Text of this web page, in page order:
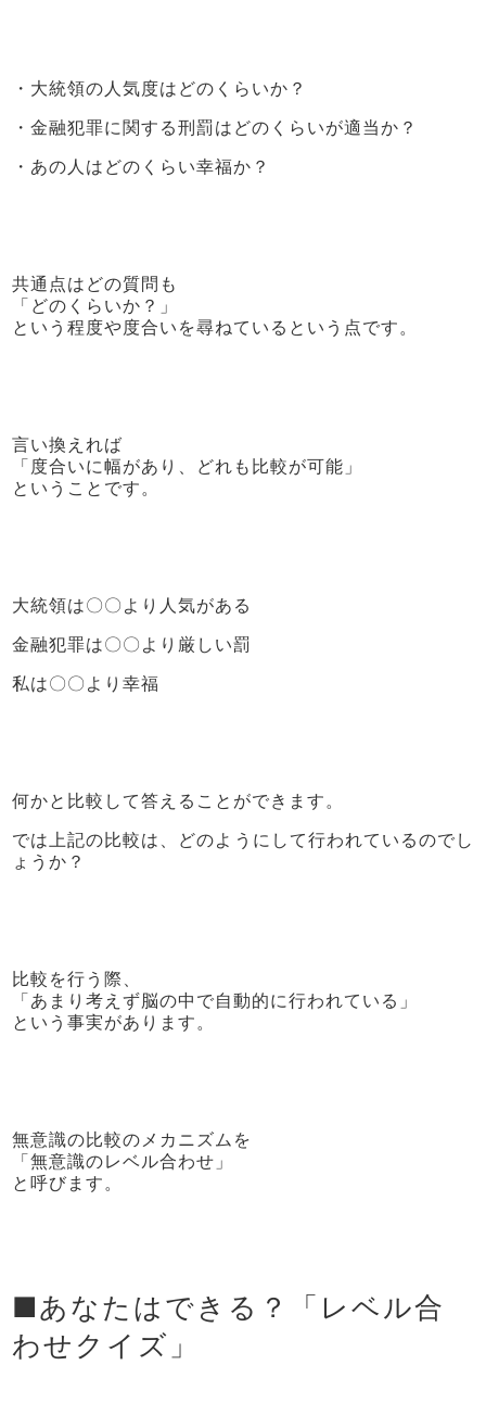
・大統領の人気度はどのくらいか？
・金融犯罪に関する刑罰はどのくらいが適当か？
・あの人はどのくらい幸福か？
共通点はどの質問も
「どのくらいか？」
という程度や度合いを尋ねているという点です。
言い換えれば
「度合いに幅があり、どれも比較が可能」
ということです。
大統領は〇〇より人気がある
金融犯罪は〇〇より厳しい罰
私は〇〇より幸福
何かと比較して答えることができます。
では上記の比較は、どのようにして行われているのでし
ょうか？
比較を行う際、
「あまり考えず脳の中で自動的に行われている」
という事実があります。
無意識の比較のメカニズムを
「無意識のレベル合わせ」
と呼びます。
■あなたはできる？「レベル合
わせクイズ」